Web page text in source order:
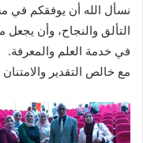
نسأل الله أن يوفقكم في
التألق والنجاح، وأن يجعل
في خدمة العلم والمعرفة.
مع خالص التقدير والامتنان